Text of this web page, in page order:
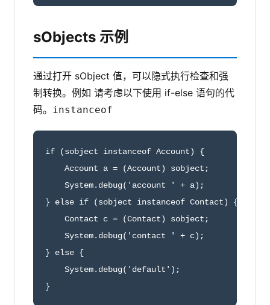
sObjects 示例
通过打开 sObject 值，可以隐式执行检查和强
制转换。例如 请考虑以下使用 if-else 语句的代
码。 instanceof
if (sobject instanceof Account) {
    Account a = (Account) sobject;
    System.debug('account ' + a);
} else if (sobject instanceof Contact) {
    Contact c = (Contact) sobject;
    System.debug('contact ' + c);
} else {
    System.debug('default');
}